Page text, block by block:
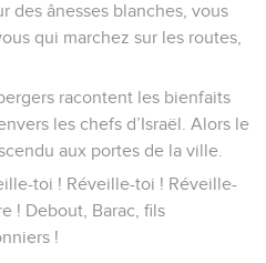
des ânesses blanches, vous
qui marchez sur les routes,
racontent les bienfaits
les chefs d’Israël. Alors le
aux portes de la ville.
toi ! Réveille-toi ! Réveille-
! Debout, Barac, fils
!